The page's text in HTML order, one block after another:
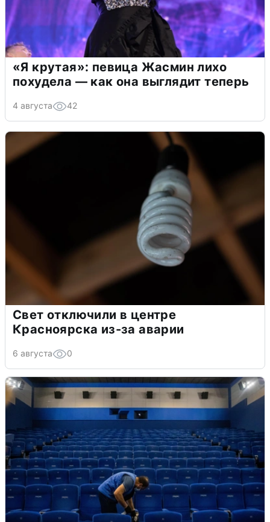
«Я крутая»: певица Жасмин лихо
похудела — как она выглядит теперь
4 августа 42
Свет отключили в центре
Красноярска из-за аварии
6 августа 0